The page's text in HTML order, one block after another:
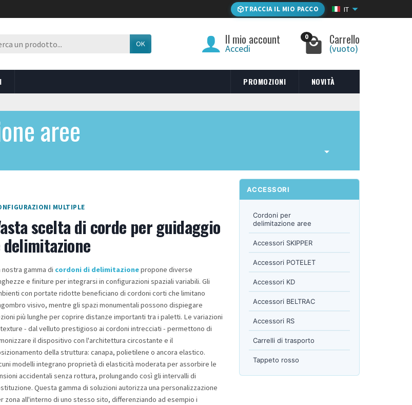
TRACCIA IL MIO PACCO IT
OK Il mio account
Accedi
0 Carrello
(vuoto)
PROMOZIONI NOVITÀ
aree
MULTIPLE
scelta di corde per guidaggio
delimitazione
nostra gamma di cordoni di delimitazionepropone diverse
e finiture per integrarsi in configurazioni spaziali variabili. Gli
con portate ridotte beneficiano di cordoni corti che limitano
visivo, mentre gli spazi monumentali possono dispiegare
più lunghe per coprire distanze importanti tra i paletti. Le variazioni
- dal velluto prestigioso ai cordoni intrecciati - permettono di
il dispositivo con l'architettura circostante e il
della struttura: canapa, polietilene o ancora elastico.
modelli integrano proprietà di elasticità moderata per assorbire le
accidentali senza rottura, prolungando così gli intervalli di
Questa gamma di soluzioni autorizza una personalizzazione
zona all'interno di uno stesso sito, differenziando ad esempio i
ACCESSORI
Cordoni per
delimitazione aree
Accessori SKIPPER
Accessori POTELET
Accessori KD
Accessori BELTRAC
Accessori RS
Carrelli di trasporto
Tappeto rosso